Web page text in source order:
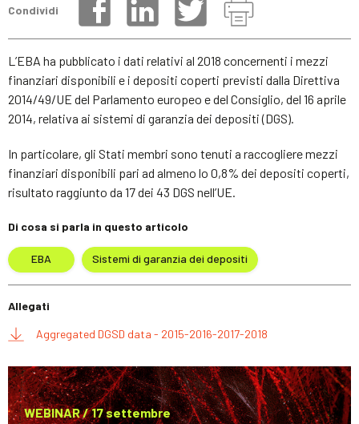
Condividi
L’EBA ha pubblicato i dati relativi al 2018 concernenti i mezzi
finanziari disponibili e i depositi coperti previsti dalla Direttiva
2014/49/UE del Parlamento europeo e del Consiglio, del 16 aprile
2014, relativa ai sistemi di garanzia dei depositi (DGS).
In particolare, gli Stati membri sono tenuti a raccogliere mezzi
finanziari disponibili pari ad almeno lo 0,8% dei depositi coperti,
risultato raggiunto da 17 dei 43 DGS nell’UE.
Di cosa si parla in questo articolo
EBA Sistemi di garanzia dei depositi
Allegati
Aggregated DGSD data - 2015-2016-2017-2018
WEBINAR / 17 settembre